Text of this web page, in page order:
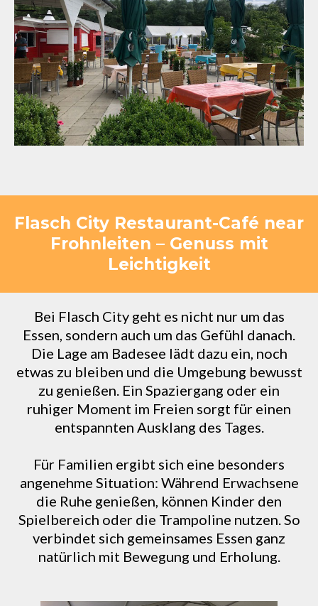
Flasch City Restaurant-Café near
Frohnleiten – Genuss mit
Leichtigkeit
Bei Flasch City geht es nicht nur um das
Essen, sondern auch um das Gefühl danach.
Die Lage am Badesee lädt dazu ein, noch
etwas zu bleiben und die Umgebung bewusst
zu genießen. Ein Spaziergang oder ein
ruhiger Moment im Freien sorgt für einen
entspannten Ausklang des Tages.
Für Familien ergibt sich eine besonders
angenehme Situation: Während Erwachsene
die Ruhe genießen, können Kinder den
Spielbereich oder die Trampoline nutzen. So
verbindet sich gemeinsames Essen ganz
natürlich mit Bewegung und Erholung.